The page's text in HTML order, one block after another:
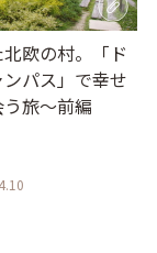
欧の村。「ド
パス」で幸せ
旅～前編